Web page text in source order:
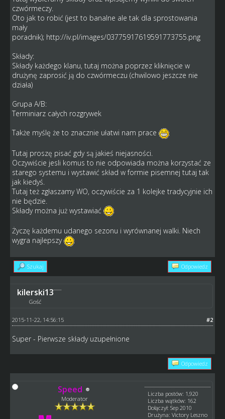
czwórmeczy.
Oto jak to robić (jest to banalne ale tak dla sprostowania
mały
poradnik); http://iv.pl/images/03775917619591773755.png
Składy:
Składy każdego klanu, tutaj można poprzez kliknięcie w
drużynę zaprosić ją do czwórmeczu (chwilowo jeszcze nie
działa)
Grupa A/B:
Terminiarz całych rozgrywek
Także myślę że to znacznie ułatwi nam prace
Tutaj proszę pisać gdy są jakieś niejasności.
Oczywiście jesli komus to nie odpowiada można korzystać ze
starego systemu i wystawić skład w formie pisemnej tutaj tak
jak kiedyś.
Tutaj też zgłaszamy WO, oczywiście za 1 kolejke tradycyjnie ich
nie będzie.
Składy można już wystawiać
Życzę każdemu udanego sezonu i wyrównanej walki. Niech
wygra najlepszy
Szukaj Odpowiedz
kilerski13
Gość
#2
2015-11-22, 14:56:15
Super - Pierwsze składy uzupełnione
Odpowiedz
Speed
Moderator
Liczba postów: 1,920
Liczba wątków: 162
Dołączył: Sep 2010
Drużyna: Victory Leszno